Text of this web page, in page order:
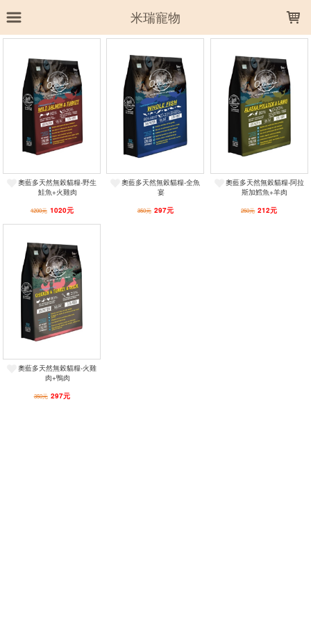
米瑞寵物
上架時間 銷售件數 銷售價格
樣式尺寸篩選
全部樣式 雞肉+火雞肉+鴨肉
野生鮭魚＋火雞肉
阿拉斯加鱈魚＋羊肉
全魚宴
全部尺寸 1.2kg 2.27kg 400G
奧藍多天然無榖貓糧-野生
鮭魚+火雞肉
1200元 1020元
奧藍多天然無榖貓糧-全魚
宴
350元 297元
奧藍多天然無榖貓糧-阿拉
斯加鱈魚+羊肉
250元 212元
奧藍多天然無榖貓糧-火雞
肉+鴨肉
350元 297元